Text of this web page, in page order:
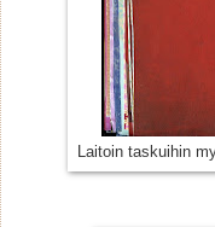
Laitoin taskuihin